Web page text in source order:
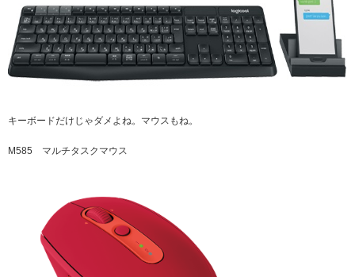
キーボードだけじゃダメよね。マウスもね。
M585 マルチタスクマウス